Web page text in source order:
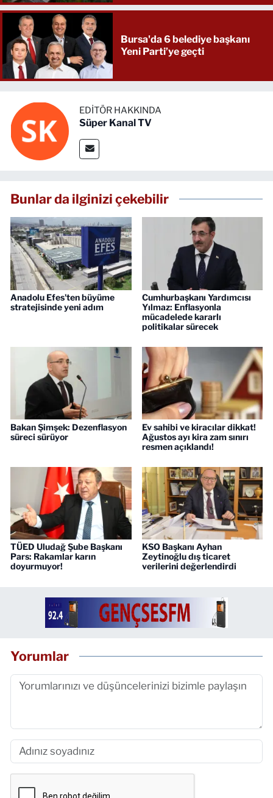
Bursa'da 6 belediye başkanı
Yeni Parti’ye geçti
EDITÖR HAKKINDA
Süper Kanal TV
Bunlar da ilginizi çekebilir
Anadolu Efes'ten büyüme
stratejisinde yeni adım
Cumhurbaşkanı Yardımcısı
Yılmaz: Enflasyonla
mücadelede kararlı
politikalar sürecek
Bakan Şimşek: Dezenflasyon
süreci sürüyor
Ev sahibi ve kiracılar dikkat!
Ağustos ayı kira zam sınırı
resmen açıklandı!
TÜED Uludağ Şube Başkanı
Pars: Rakamlar karın
doyurmuyor!
KSO Başkanı Ayhan
Zeytinoğlu dış ticaret
verilerini değerlendirdi
Yorumlar